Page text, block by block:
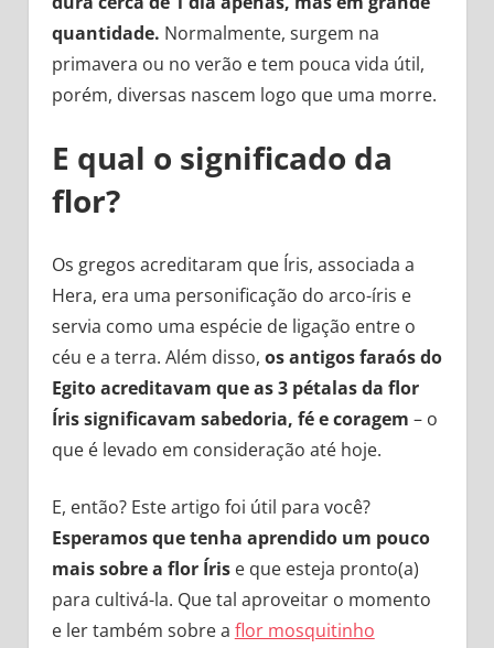
quantidade. Normalmente, surgem na
primavera ou no verão e tem pouca vida útil,
porém, diversas nascem logo que uma morre.
E qual o significado da
flor?
Os gregos acreditaram que Íris, associada a
Hera, era uma personificação do arco-íris e
servia como uma espécie de ligação entre o
céu e a terra. Além disso, os antigos faraós do
Egito acreditavam que as 3 pétalas da flor
Íris significavam sabedoria, fé e coragem – o
que é levado em consideração até hoje.
E, então? Este artigo foi útil para você?
Esperamos que tenha aprendido um pouco
mais sobre a flor Írise que esteja pronto(a)
para cultivá-la. Que tal aproveitar o momento
e ler também sobre a flor mosquitinho